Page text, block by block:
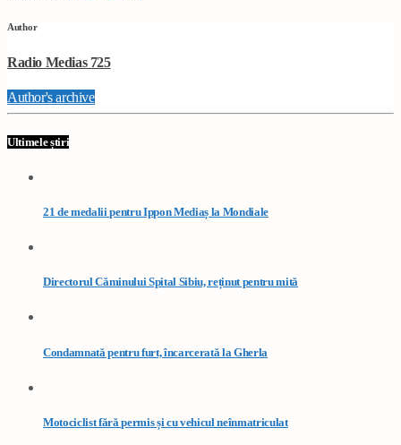
Author
Radio Medias 725
Author's archive
Ultimele știri
21 de medalii pentru Ippon Mediaș la Mondiale
Directorul Căminului Spital Sibiu, reținut pentru mită
Condamnată pentru furt, încarcerată la Gherla
Motociclist fără permis și cu vehicul neînmatriculat